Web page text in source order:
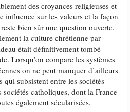
des croyances religieuses et
influence sur les valeurs et la façon
bien sûr une question ouverte.
la culture chrétienne par
était définitivement tombé
Lorsqu’on compare les systèmes
on ne peut manquer d’ailleurs
qui subsistent entre les sociétés
sociétés catholiques, dont la France
également sécularisées.